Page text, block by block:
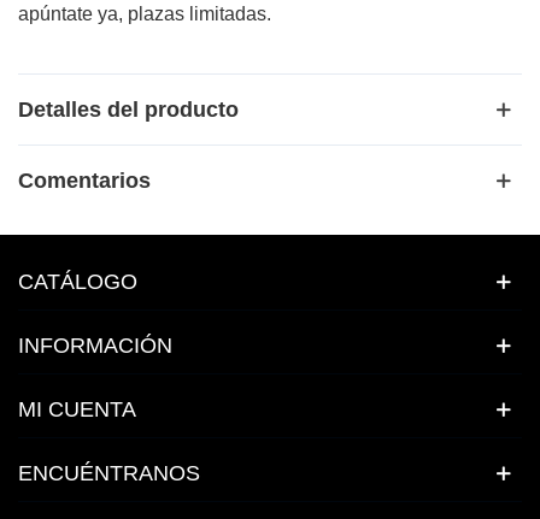
apúntate ya, plazas limitadas.
Detalles del producto
Comentarios
CATÁLOGO
INFORMACIÓN
MI CUENTA
ENCUÉNTRANOS